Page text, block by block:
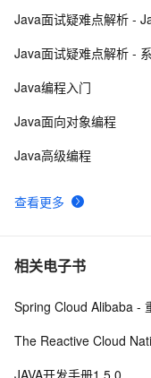
returned invalid
10NetBeans、Eclipse
查看更多
Java面试疑难点解析 -
Java面试疑难点解析 -
Java编程入门
Java面向对象编程
Java高级编程
相关电子书
Spring Cloud Alibaba -
The Reactive Cloud